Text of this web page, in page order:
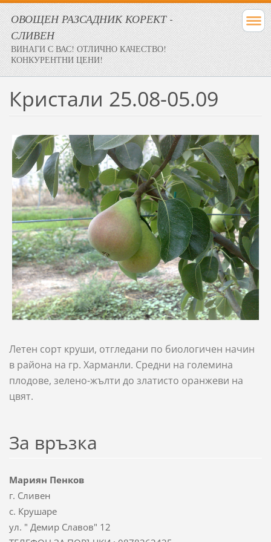
ОВОЩЕН РАЗСАДНИК КОРЕКТ -
СЛИВЕН
ВИНАГИ С ВАС! ОТЛИЧНО КАЧЕСТВО!
КОНКУРЕНТНИ ЦЕНИ!
Кристали 25.08-05.09
Летен сорт круши, отгледани по биологичен начин
в района на гр. Харманли. Средни на големина
плодове, зелено-жълти до златисто оранжеви на
цвят.
За връзка
Мариян Пенков
г. Сливен
с. Крушаре
ул. " Демир Славов" 12